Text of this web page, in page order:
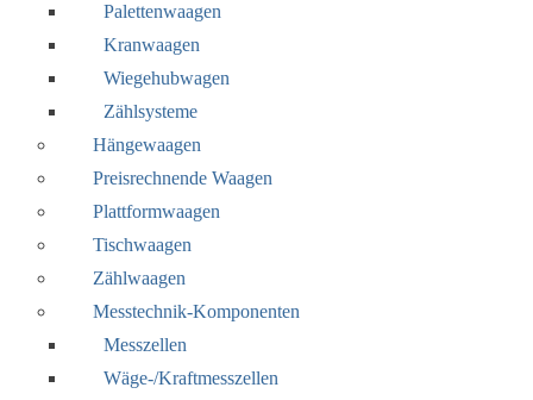
Palettenwaagen
Kranwaagen
Wiegehubwagen
Zählsysteme
Hängewaagen
Preisrechnende Waagen
Plattformwaagen
Tischwaagen
Zählwaagen
Messtechnik-Komponenten
Messzellen
Wäge-/Kraftmesszellen